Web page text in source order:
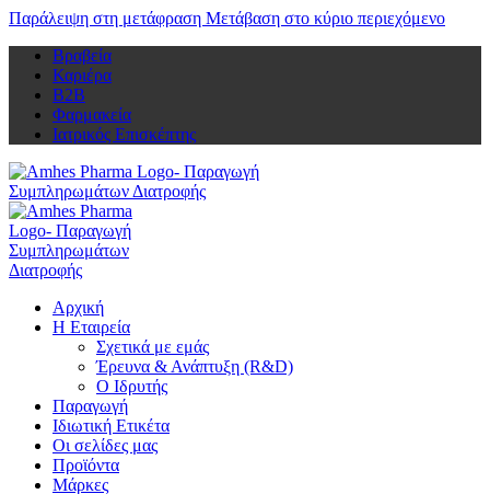
Παράλειψη στη μετάφραση Μετάβαση στο κύριο περιεχόμενο
Βραβεία
Καριέρα
Β2Β
Φαρμακεία
Ιατρικός Επισκέπτης
Αρχική
Η Εταιρεία
Σχετικά με εμάς
Έρευνα & Ανάπτυξη (R&D)
Ο Ιδρυτής
Παραγωγή
Ιδιωτική Ετικέτα
Οι σελίδες μας
Προϊόντα
Μάρκες